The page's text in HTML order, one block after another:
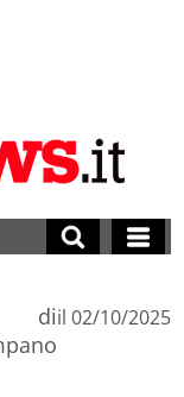
diil 02/10/2025